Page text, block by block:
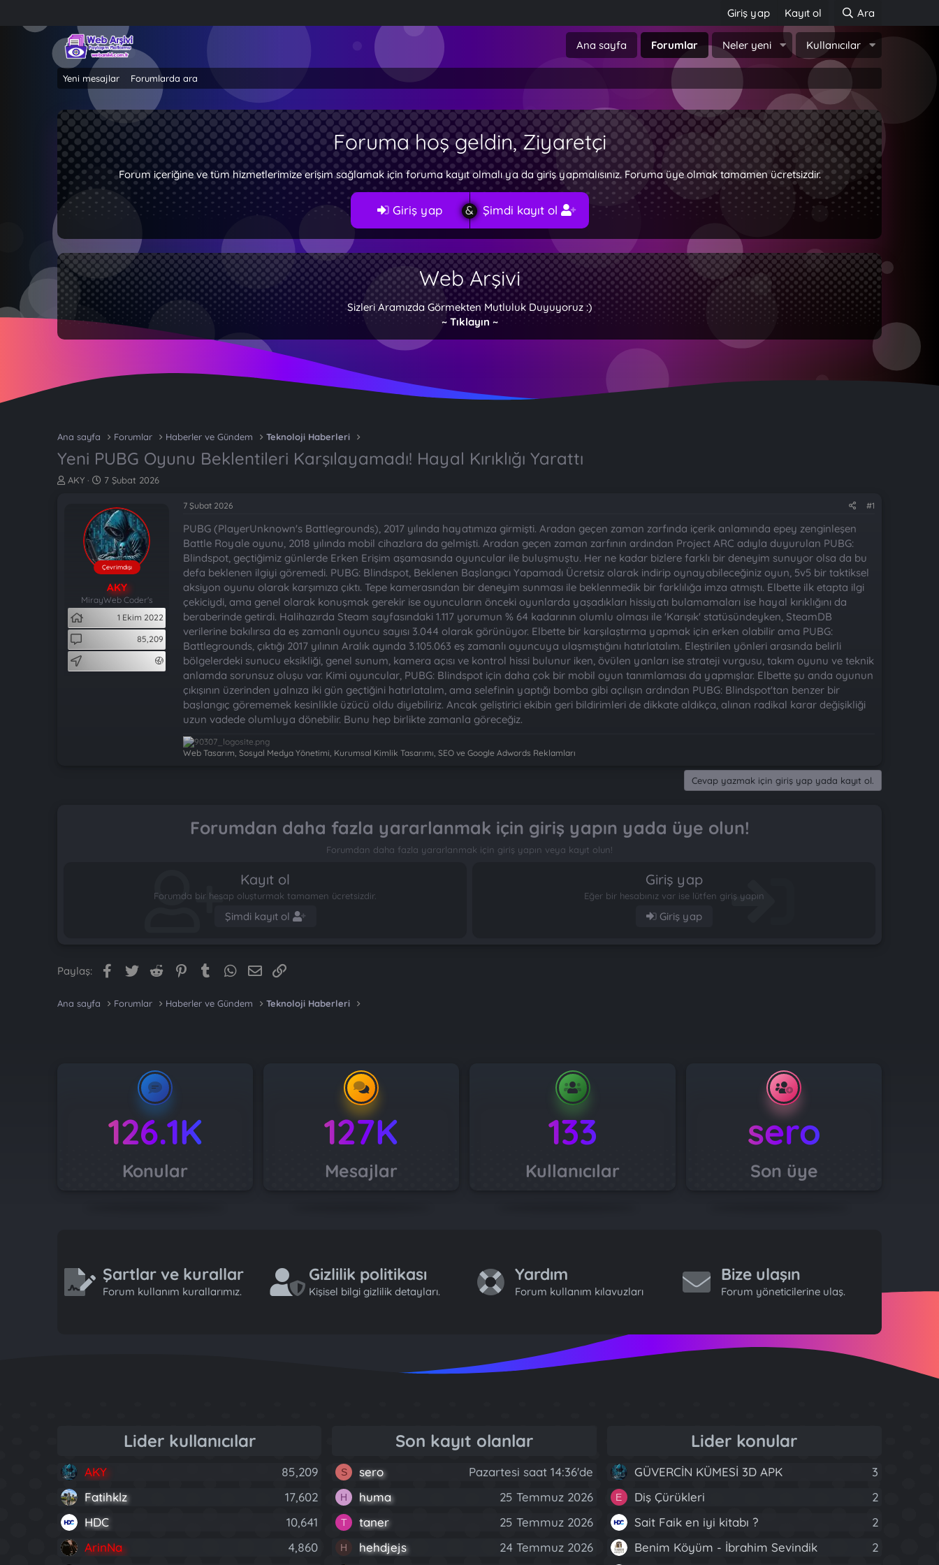
Giriş yap Kayıt ol Ara
Ana sayfa Forumlar Neler yeni Kullanıcılar
Yeni mesajlar Forumlarda ara
Foruma hoş geldin, Ziyaretçi
Forum içeriğine ve tüm hizmetlerimize erişim sağlamak için foruma kayıt olmalı ya da giriş yapmalısınız. Foruma üye olmak tamamen ücretsizdir.
Giriş yap Şimdi kayıt ol
Web Arşivi
Sizleri Aramızda Görmekten Mutluluk Duyuyoruz :)
~ Tıklayın ~
Ana sayfa Forumlar Haberler ve Gündem Teknoloji Haberleri
Yeni PUBG Oyunu Beklentileri Karşılayamadı! Hayal Kırıklığı Yarattı
K
a
t
a
n
AKY
B
l
a
n
g
ı
a
i
7 Şubat 2026
Çevrimdışı
AKY
MirayWeb Coder's
1 Ekim 2022
85,209
7 Şubat 2026 #1
PUBG (PlayerUnknown's Battlegrounds), 2017 yılında hayatımıza girmişti. Aradan geçen zaman zarfında içerik anlamında epey zenginleşen
Battle Royale oyunu, 2018 yılında mobil cihazlara da gelmişti. Aradan geçen zaman zarfının ardından Project ARC adıyla duyurulan PUBG:
Blindspot, geçtiğimiz günlerde Erken Erişim aşamasında oyuncular ile buluşmuştu. Her ne kadar bizlere farklı bir deneyim sunuyor olsa da bu
defa beklenen ilgiyi göremedi. PUBG: Blindspot, Beklenen Başlangıcı Yapamadı Ücretsiz olarak indirip oynayabileceğiniz oyun, 5v5 bir taktiksel
aksiyon oyunu olarak karşımıza çıktı. Tepe kamerasından bir deneyim sunması ile beklenmedik bir farklılığa imza atmıştı. Elbette ilk etapta ilgi
çekiciydi, ama genel olarak konuşmak gerekir ise oyuncuların önceki oyunlarda yaşadıkları hissiyatı bulamamaları ise hayal kırıklığını da
beraberinde getirdi. Halihazırda Steam sayfasındaki 1.117 yorumun % 64 kadarının olumlu olması ile 'Karışık' statüsündeyken, SteamDB
verilerine bakılırsa da eş zamanlı oyuncu sayısı 3.044 olarak görünüyor. Elbette bir karşılaştırma yapmak için erken olabilir ama PUBG:
Battlegrounds, çıktığı 2017 yılının Aralık ayında 3.105.063 eş zamanlı oyuncuya ulaşmıştığını hatırlatalım. Eleştirilen yönleri arasında belirli
bölgelerdeki sunucu eksikliği, genel sunum, kamera açısı ve kontrol hissi bulunur iken, övülen yanları ise strateji vurgusu, takım oyunu ve teknik
anlamda sorunsuz oluşu var. Kimi oyuncular, PUBG: Blindspot için daha çok bir mobil oyun tanımlaması da yapmışlar. Elbette şu anda oyunun
çıkışının üzerinden yalnıza iki gün geçtiğini hatırlatalım, ama selefinin yaptığı bomba gibi açılışın ardından PUBG: Blindspot'tan benzer bir
başlangıç görememek kesinlikle üzücü oldu diyebiliriz. Ancak geliştirici ekibin geri bildirimleri de dikkate aldıkça, alınan radikal karar değişikliği
uzun vadede olumluya dönebilir. Bunu hep birlikte zamanla göreceğiz.
Web Tasarım, Sosyal Medya Yönetimi, Kurumsal Kimlik Tasarımı, SEO ve Google Adwords Reklamları
Cevap yazmak için giriş yap yada kayıt ol.
Forumdan daha fazla yararlanmak için giriş yapın yada üye olun!
Forumdan daha fazla yararlanmak için giriş yapın veya kayıt olun!
Kayıt ol
Forumda bir hesap oluşturmak tamamen ücretsizdir.
Şimdi kayıt ol
Giriş yap
Eğer bir hesabınız var ise lütfen giriş yapın
Giriş yap
Paylaş: Facebook
Twitter Reddit PinterestTumblrWhatsApp
E-posta
Ana sayfa Forumlar Haberler ve Gündem Teknoloji Haberleri
126.1K
Konular
127K
Mesajlar
133
Kullanıcılar
sero
Son üye
Şartlar ve kurallar
Forum kullanım kurallarımız.
Gizlilik politikası
Kişisel bilgi gizlilik detayları.
Yardım
Forum kullanım kılavuzları
Bize ulaşın
Forum yöneticilerine ulaş.
Lider kullanıcılar
AKY
85,209
Fatihklz
17,602
HDC
10,641
ArinNa
4,860
Son kayıt olanlar
S sero Pazartesi saat 14:36'de
H huma 25 Temmuz 2026
T taner 25 Temmuz 2026
H hehdjejs 24 Temmuz 2026
Lider konular
GÜVERCİN KÜMESİ 3D APK 3
E Diş Çürükleri
2
Sait Faik en iyi kitabı ?
2
Benim Köyüm - İbrahim Sevindik
2